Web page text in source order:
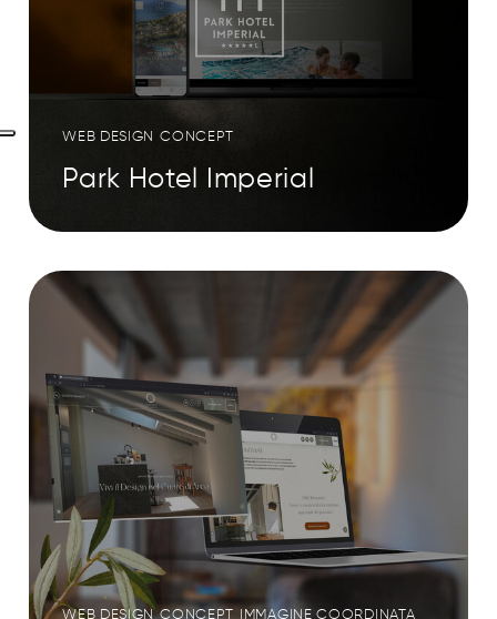
WEB DESIGN CONCEPT
Park Hotel Imperial
WEB DESIGN CONCEPT IMMAGINE COORDINATA